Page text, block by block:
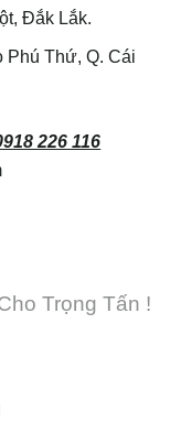
Đắk Lắk.
Phú Thứ, Q. Cái
226 116
Trọng Tấn !